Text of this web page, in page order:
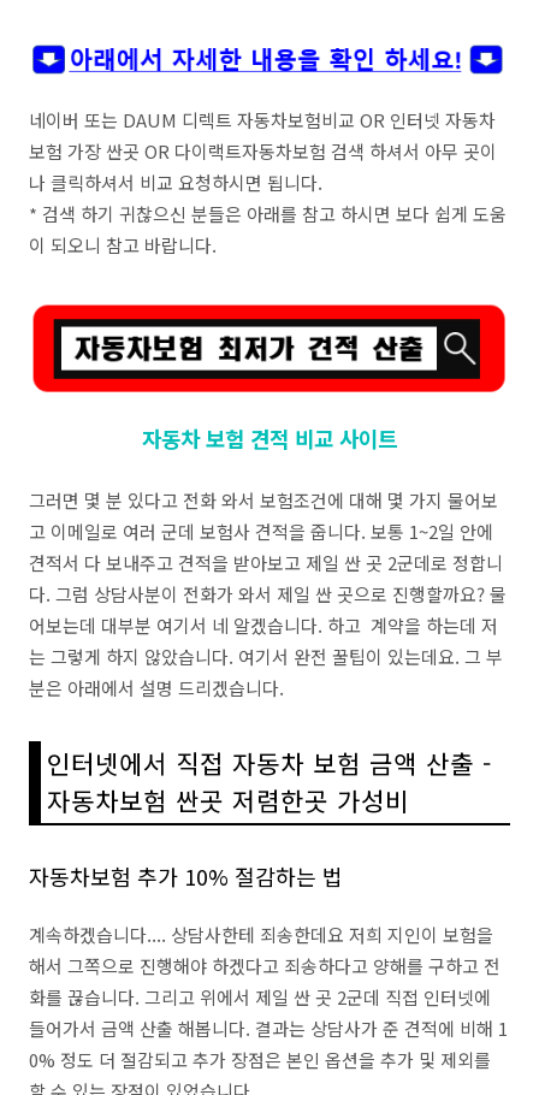
네이버 또는 DAUM 디렉트 자동차보험비교 OR 인터넷 자동차
보험 가장 싼곳 OR 다이랙트자동차보험 검색 하셔서 아무 곳이
나 클릭하셔서 비교 요청하시면 됩니다.
* 검색 하기 귀찮으신 분들은 아래를 참고 하시면 보다 쉽게 도움
이 되오니 참고 바랍니다.
자동차 보험 견적 비교 사이트
그러면 몇 분 있다고 전화 와서 보험조건에 대해 몇 가지 물어보
고 이메일로 여러 군데 보험사 견적을 줍니다. 보통 1~2일 안에
견적서 다 보내주고 견적을 받아보고 제일 싼 곳 2군데로 정합니
다. 그럼 상담사분이 전화가 와서 제일 싼 곳으로 진행할까요? 물
어보는데 대부분 여기서 네 알겠습니다. 하고 계약을 하는데 저
는 그렇게 하지 않았습니다. 여기서 완전 꿀팁이 있는데요. 그 부
분은 아래에서 설명 드리겠습니다.
인터넷에서 직접 자동차 보험 금액 산출 -
자동차보험 싼곳 저렴한곳 가성비
자동차보험 추가 10% 절감하는 법
계속하겠습니다.... 상담사한테 죄송한데요 저희 지인이 보험을
해서 그쪽으로 진행해야 하겠다고 죄송하다고 양해를 구하고 전
화를 끊습니다. 그리고 위에서 제일 싼 곳 2군데 직접 인터넷에
들어가서 금액 산출 해봅니다. 결과는 상담사가 준 견적에 비해 1
0% 정도 더 절감되고 추가 장점은 본인 옵션을 추가 및 제외를